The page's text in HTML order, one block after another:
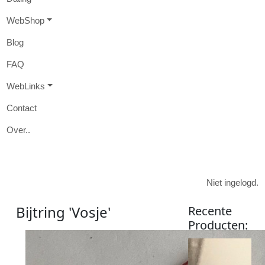
WebShop
Blog
FAQ
WebL inks
Contact
Over..
Niet ingelogd.
Bijtring 'Vosje'
Product:
Bijtring
Recente
Producten: